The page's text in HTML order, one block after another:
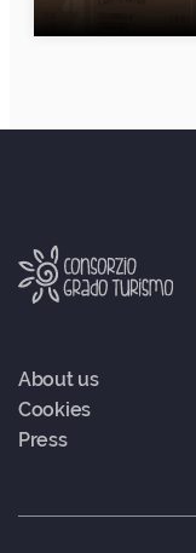
About us
Cookies
Press